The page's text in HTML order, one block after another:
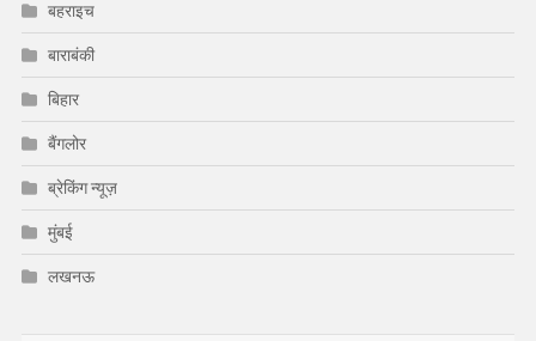
बहराइच
बाराबंकी
बिहार
बैंगलोर
ब्रेकिंग न्यूज़
मुंबई
लखनऊ